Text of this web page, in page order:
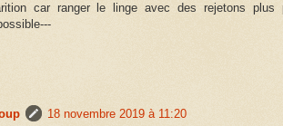
car ranger le linge avec des rejetons plus
18 novembre 2019 à 11:20